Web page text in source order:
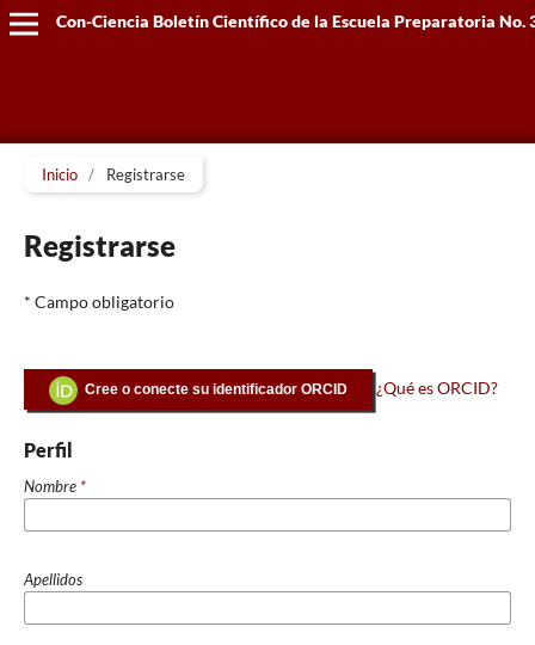
Con-Ciencia Boletín Científico de la Escuela Preparatoria No.
Inicio / Registrarse
Registrarse
* Campo obligatorio
Cree o conecte su identificador ORCID ¿Qué es ORCID?
Perfil
Nombre *
Apellidos